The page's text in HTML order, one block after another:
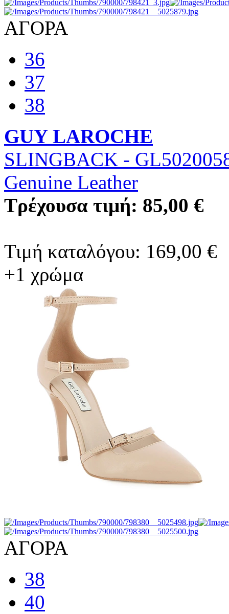
ΑΓΟΡΑ
36
37
38
GUY LAROCHE
SLINGBACK -
Genuine Leather
Τρέχουσα τιμή: 85,00 €
Τιμή καταλόγου: 169,00 €
+1 χρώμα
ΑΓΟΡΑ
38
40